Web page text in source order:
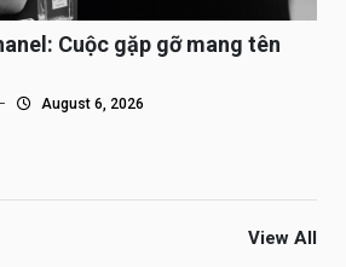
Cuộc gặp gỡ mang tên
August 6, 2026
View All